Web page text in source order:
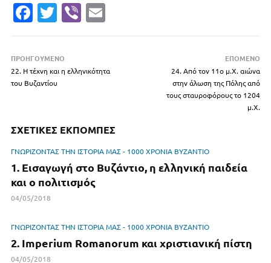
Fa
c
e
b
o
k
T
w
it
te
Vi
b m
l
ΠΡΟΗΓΟΥΜΕΝΟ
22. Η τέχνη και η ελληνικότητα
του Βυζαντίου
ΕΠΟΜΕΝΟ
24. Από τον 11ο μ.Χ. αιώνα
στην άλωση της Πόλης από
τους σταυροφόρους το 1204
μ.Χ.
ΣΧΕΤΙΚΕΣ ΕΚΠΟΜΠΕΣ
ΓΝΩΡΙΖΟΝΤΑΣ ΤΗΝ ΙΣΤΟΡΙΑ ΜΑΣ - 1000 ΧΡΟΝΙΑ ΒΥΖΑΝΤΙΟ
1. Εισαγωγή στο Βυζάντιο, η ελληνική παιδεία
και ο πολιτισμός
04/05/2018
ΓΝΩΡΙΖΟΝΤΑΣ ΤΗΝ ΙΣΤΟΡΙΑ ΜΑΣ - 1000 ΧΡΟΝΙΑ ΒΥΖΑΝΤΙΟ
2. Imperium Romanorum και χριστιανική πίστη
04/05/2018